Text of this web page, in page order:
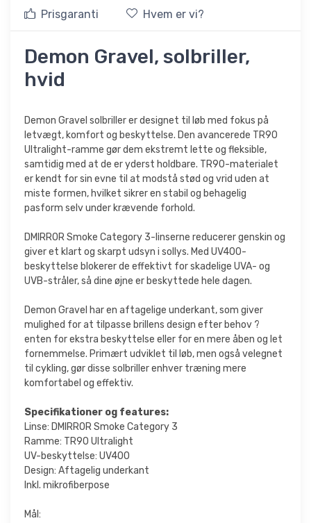
Prisgaranti Hvem er vi?
Demon Gravel, solbriller,
hvid
Demon Gravel solbriller er designet til løb med fokus på
letvægt, komfort og beskyttelse. Den avancerede TR90
Ultralight-ramme gør dem ekstremt lette og fleksible,
samtidig med at de er yderst holdbare. TR90-materialet
er kendt for sin evne til at modstå stød og vrid uden at
miste formen, hvilket sikrer en stabil og behagelig
pasform selv under krævende forhold.
DMIRROR Smoke Category 3-linserne reducerer genskin og
giver et klart og skarpt udsyn i sollys. Med UV400-
beskyttelse blokerer de effektivt for skadelige UVA- og
UVB-stråler, så dine øjne er beskyttede hele dagen.
Demon Gravel har en aftagelige underkant, som giver
mulighed for at tilpasse brillens design efter behov ?
enten for ekstra beskyttelse eller for en mere åben og let
fornemmelse. Primært udviklet til løb, men også velegnet
til cykling, gør disse solbriller enhver træning mere
komfortabel og effektiv.
Specifikationer og features:
Linse: DMIRROR Smoke Category 3
Ramme: TR90 Ultralight
UV-beskyttelse: UV400
Design: Aftagelig underkant
Inkl. mikrofiberpose
Mål: